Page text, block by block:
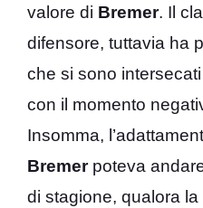
valore di Bremer. Il
difensore, tuttavia ha
che si sono
con il momento
Insomma,
Bremerpoteva
di stagione, qualora la